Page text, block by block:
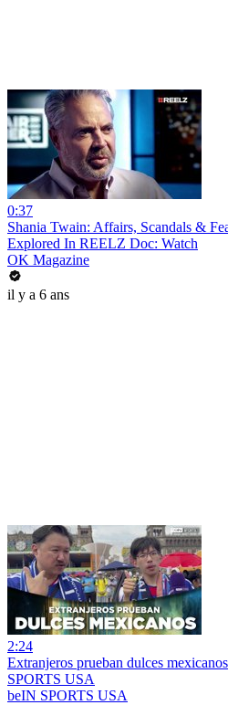
0:37
Shania Twain: Affairs, Scandals &
Explored In REELZ Doc: Watch
OK Magazine
il y a 6 ans
2:24
Extranjeros prueban dulces
SPORTS USA
beIN SPORTS USA